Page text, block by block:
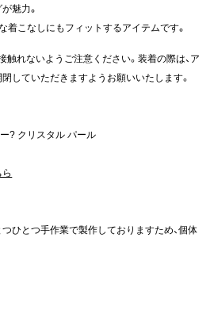
魅力。
着こなしにもフィットするアイテムです。
れないようご注意ください。装着の際は、ア
していただきますようお願いいたします。
? クリスタル パール
ひとつ手作業で製作しておりますため、個体